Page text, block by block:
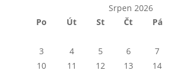
Srpen 2026
Po
Út St Čt Pá
3
4 5 6 7
10
11 12 13 14